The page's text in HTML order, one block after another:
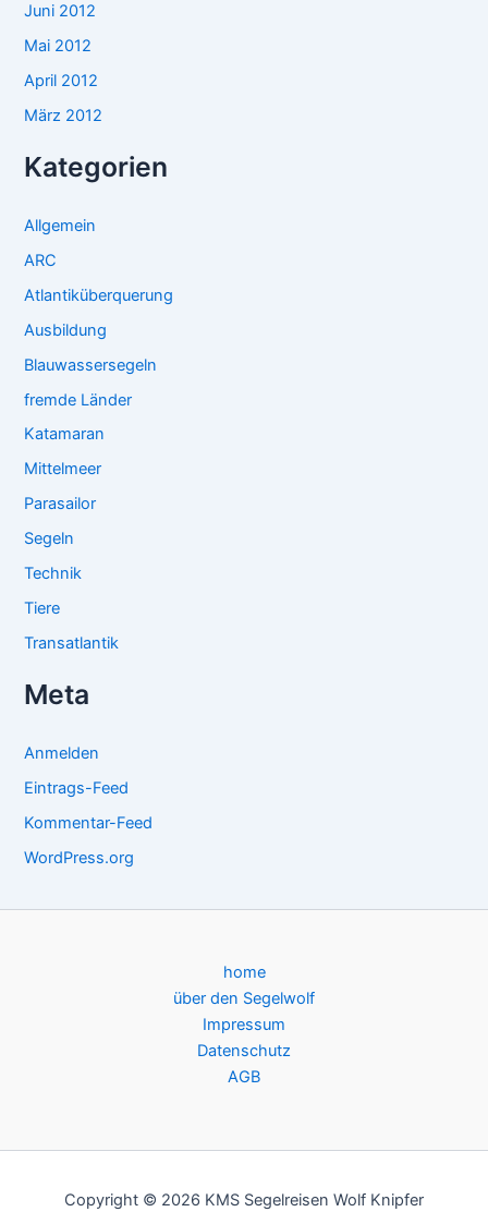
Juni 2012
Mai 2012
April 2012
März 2012
Kategorien
Allgemein
ARC
Atlantiküberquerung
Ausbildung
Blauwassersegeln
fremde Länder
Katamaran
Mittelmeer
Parasailor
Segeln
Technik
Tiere
Transatlantik
Meta
Anmelden
Eintrags-Feed
Kommentar-Feed
WordPress.org
home
über den Segelwolf
Impressum
Datenschutz
AGB
Copyright © 2026 KMS Segelreisen Wolf Knipfer